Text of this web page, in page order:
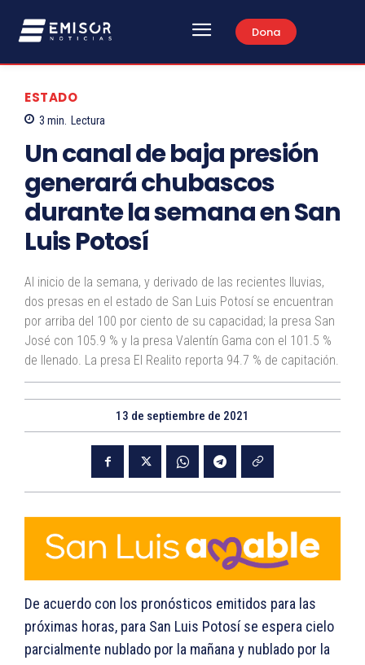
Dona
ESTADO
3 min. Lectura
Un canal de baja presión
generará chubascos
durante la semana en San
Luis Potosí
Al inicio de la semana, y derivado de las recientes lluvias,
dos presas en el estado de San Luis Potosí se encuentran
por arriba del 100 por ciento de su capacidad; la presa San
José con 105.9 % y la presa Valentín Gama con el 101.5 %
de llenado. La presa El Realito reporta 94.7 % de capitación.
13 de septiembre de 2021
De acuerdo con los pronósticos emitidos para las
próximas horas, para San Luis Potosí se espera cielo
parcialmente nublado por la mañana y nublado por la